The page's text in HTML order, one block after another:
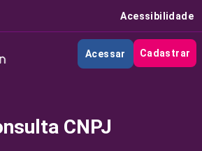
Acessibilidade
Acessar Cadastrar
CNPJ